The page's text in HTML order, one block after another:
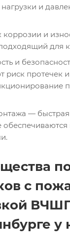
и
коррозии и
для
и
риск протечек
— быстрая
с
у